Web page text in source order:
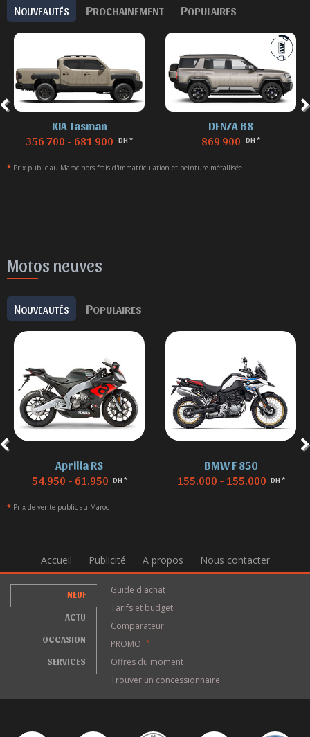
NOUVEAUTÉS PROCHAINEMENT POPULAIRES
KIA Tasman
356 700 - 681 900 DH *
DENZA B8
869 900 DH *
* Prix public au Maroc hors frais d'immatriculation et peinture métallisée
Motos neuves
NOUVEAUTÉS POPULAIRES
Aprilia RS
54.950 - 61.950 DH *
BMW F 850
155.000 - 155.000 DH *
* Prix de vente public au Maroc
Accueil Publicité A propos Nous contacter
NEUF
ACTU
OCCASION
SERVICES
Guide d'achat
Tarifs et budget
Comparateur
PROMO
*
Offres du moment
Trouver un concessionnaire